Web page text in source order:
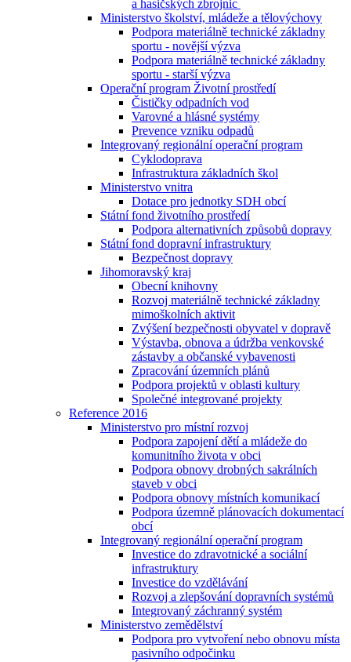
a hasičských zbrojnic
Ministerstvo školství, mládeže a tělovýchovy
Podpora materiálně technické základny
sportu - novější výzva
Podpora materiálně technické základny
sportu - starší výzva
Operační program Životní prostředí
Čističky odpadních vod
Varovné a hlásné systémy
Prevence vzniku odpadů
Integrovaný regionální operační program
Cyklodoprava
Infrastruktura základních škol
Ministerstvo vnitra
Dotace pro jednotky SDH obcí
Státní fond životního prostředí
Podpora alternativních způsobů dopravy
Státní fond dopravní infrastruktury
Bezpečnost dopravy
Jihomoravský kraj
Obecní knihovny
Rozvoj materiálně technické základny
mimoškolních aktivit
Zvýšení bezpečnosti obyvatel v dopravě
Výstavba, obnova a údržba venkovské
zástavby a občanské vybavenosti
Zpracování územních plánů
Podpora projektů v oblasti kultury
Společné integrované projekty
Reference 2016
Ministerstvo pro místní rozvoj
Podpora zapojení dětí a mládeže do
komunitního života v obci
Podpora obnovy drobných sakrálních
staveb v obci
Podpora obnovy místních komunikací
Podpora územně plánovacích dokumentací
obcí
Integrovaný regionální operační program
Investice do zdravotnické a sociální
infrastruktury
Investice do vzdělávání
Rozvoj a zlepšování dopravních systémů
Integrovaný záchranný systém
Ministerstvo zemědělství
Podpora pro vytvoření nebo obnovu místa
pasivního odpočinku